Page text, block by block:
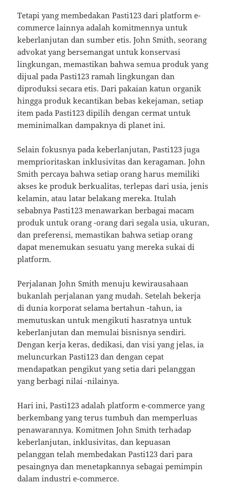
Tetapi yang membedakan Pasti123 dari platform e-
commerce lainnya adalah komitmennya untuk
keberlanjutan dan sumber etis. John Smith, seorang
advokat yang bersemangat untuk konservasi
lingkungan, memastikan bahwa semua produk yang
dijual pada Pasti123 ramah lingkungan dan
diproduksi secara etis. Dari pakaian katun organik
hingga produk kecantikan bebas kekejaman, setiap
item pada Pasti123 dipilih dengan cermat untuk
meminimalkan dampaknya di planet ini.
Selain fokusnya pada keberlanjutan, Pasti123 juga
memprioritaskan inklusivitas dan keragaman. John
Smith percaya bahwa setiap orang harus memiliki
akses ke produk berkualitas, terlepas dari usia, jenis
kelamin, atau latar belakang mereka. Itulah
sebabnya Pasti123 menawarkan berbagai macam
produk untuk orang -orang dari segala usia, ukuran,
dan preferensi, memastikan bahwa setiap orang
dapat menemukan sesuatu yang mereka sukai di
platform.
Perjalanan John Smith menuju kewirausahaan
bukanlah perjalanan yang mudah. Setelah bekerja
di dunia korporat selama bertahun -tahun, ia
memutuskan untuk mengikuti hasratnya untuk
keberlanjutan dan memulai bisnisnya sendiri.
Dengan kerja keras, dedikasi, dan visi yang jelas, ia
meluncurkan Pasti123 dan dengan cepat
mendapatkan pengikut yang setia dari pelanggan
yang berbagi nilai -nilainya.
Hari ini, Pasti123 adalah platform e-commerce yang
berkembang yang terus tumbuh dan memperluas
penawarannya. Komitmen John Smith terhadap
keberlanjutan, inklusivitas, dan kepuasan
pelanggan telah membedakan Pasti123 dari para
pesaingnya dan menetapkannya sebagai pemimpin
dalam industri e-commerce.